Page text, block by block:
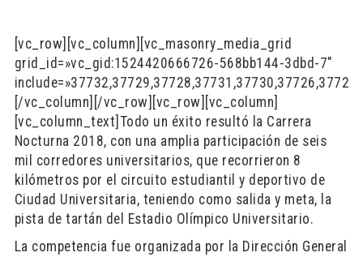
[vc_row][vc_column][vc_masonry_media_grid
grid_id=»vc_gid:1524420666726-568bb144-3dbd-7″
[/vc_column][/vc_row][vc_row][vc_column]
[vc_column_text] Todo un éxito resultó la Carrera
Nocturna 2018, con una amplia participación de seis
mil corredores universitarios, que recorrieron 8
kilómetros por el circuito estudiantil y deportivo de
Ciudad Universitaria, teniendo como salida y meta, la
pista de tartán del Estadio Olímpico Universitario.
La competencia fue organizada por la Dirección General